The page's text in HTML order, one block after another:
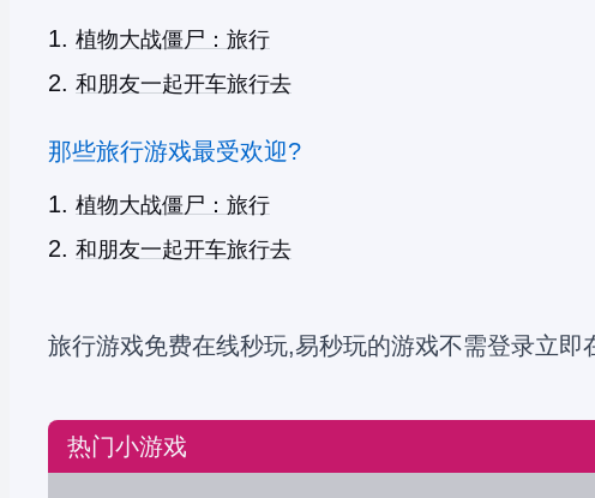
植物大战僵尸：旅行
和朋友一起开车旅行去
那些旅行游戏最受欢迎?
植物大战僵尸：旅行
和朋友一起开车旅行去
旅行游戏免费在线秒玩,易秒玩的游戏不需登录立即
热门小游戏